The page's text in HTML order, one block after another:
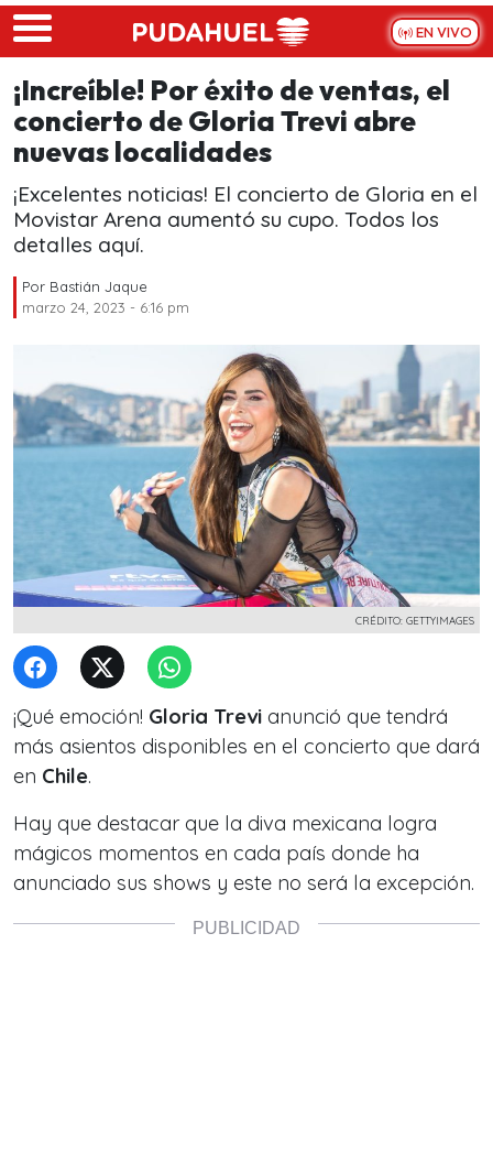
Skip to main content
EN VIVO
¡Increíble! Por éxito de ventas, el
concierto de Gloria Trevi abre
nuevas localidades
¡Excelentes noticias! El concierto de Gloria en el
Movistar Arena aumentó su cupo. Todos los
detalles aquí.
Por Bastián Jaque
marzo 24, 2023 - 6:16 pm
CRÉDITO: GETTYIMAGES
¡Qué emoción! Gloria Trevi anunció que tendrá
más asientos disponibles en el concierto que dará
en Chile.
Hay que destacar que la diva mexicana logra
mágicos momentos en cada país donde ha
anunciado sus shows y este no será la excepción.